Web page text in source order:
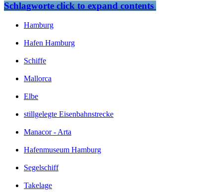
Schlagworteclick to expand contents
Hamburg
Hafen Hamburg
Schiffe
Mallorca
Elbe
stillgelegte Eisenbahnstrecke
Manacor - Arta
Hafenmuseum Hamburg
Segelschiff
Takelage